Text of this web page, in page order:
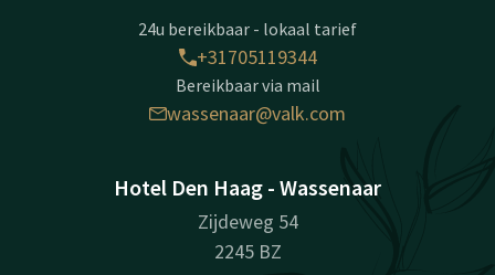
24u bereikbaar - lokaal tarief
+31705119344
Bereikbaar via mail
wassenaar@valk.com
Hotel Den Haag - Wassenaar
Zijdeweg 54
2245 BZ